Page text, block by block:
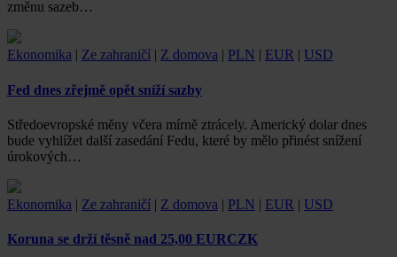
změnu sazeb…
Ekonomika Ze zahraničí Z domova PLN EUR USD
Fed dnes zřejmě opět sníží sazby
Středoevropské měny včera mírně ztrácely. Americký dolar dnes
bude vyhlížet další zasedání Fedu, které by mělo přinést snížení
úrokových…
Ekonomika | Ze zahraničí | Z domova | PLN | EUR | USD
Koruna se drží těsně nad 25,00 EURCZK